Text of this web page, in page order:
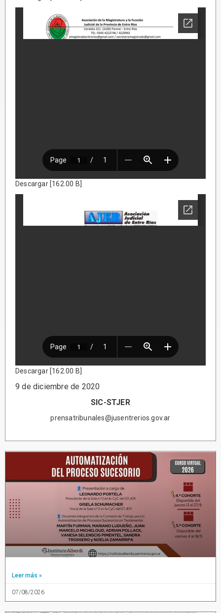
Descargar [162.00 B]
Descargar [162.00 B]
9 de diciembre de 2020
SIC-STJER
prensatribunales@jusentrerios.gov.ar
Leer más »
07/08/2026